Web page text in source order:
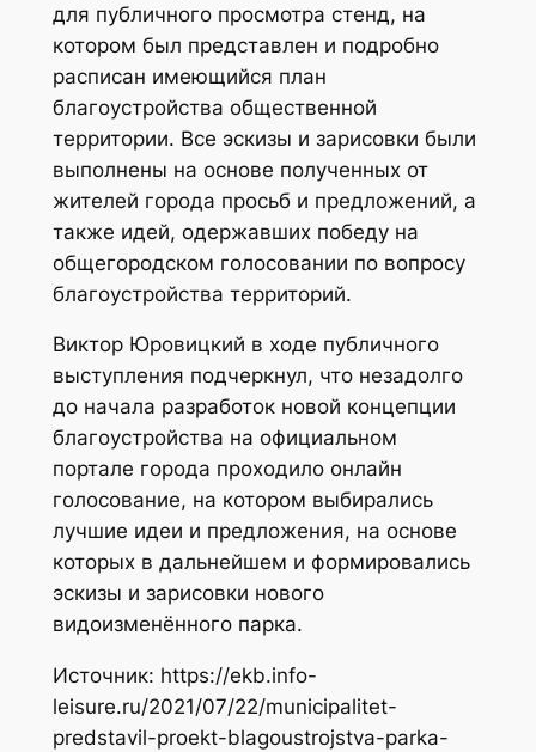
для публичного просмотра стенд, на
котором был представлен и подробно
расписан имеющийся план
благоустройства общественной
территории. Все эскизы и зарисовки были
выполнены на основе полученных от
жителей города просьб и предложений, а
также идей, одержавших победу на
общегородском голосовании по вопросу
благоустройства территорий.
Виктор Юровицкий в ходе публичного
выступления подчеркнул, что незадолго
до начала разработок новой концепции
благоустройства на официальном
портале города проходило онлайн
голосование, на котором выбирались
лучшие идеи и предложения, на основе
которых в дальнейшем и формировались
эскизы и зарисовки нового
видоизменённого парка.
Источник: https://ekb.info-
leisure.ru/2021/07/22/municipalitet-
predstavil-proekt-blagoustrojstva-parka-